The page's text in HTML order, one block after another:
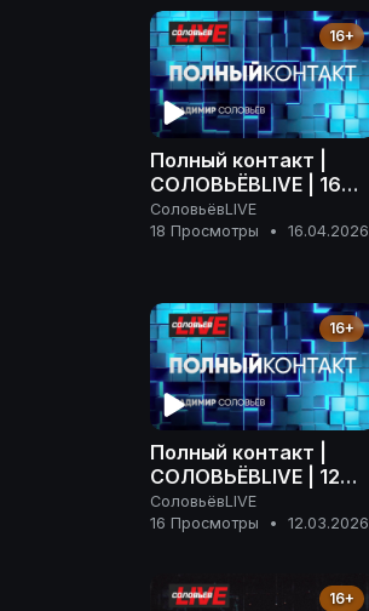
16+
Полный контакт |
СОЛОВЬЁВLIVE | 16
апреля 2026 года
СоловьёвLIVE
18 Просмотры
• 16.04.2026
16+
Полный контакт |
СОЛОВЬЁВLIVE | 12
марта 2026 года
СоловьёвLIVE
16 Просмотры
• 12.03.2026
16+